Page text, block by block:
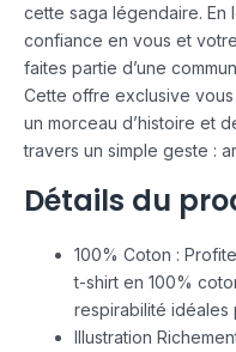
cette saga légendaire.
confiance en vous et
faites partie d’une
Cette offre exclusive vous
un morceau d’histoire et
travers un simple geste :
Détails du
100% Coton :
t-shirt en 100%
respirabilité idéales
Illustration